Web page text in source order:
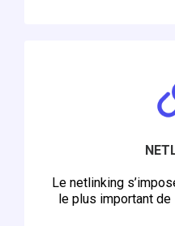
Le netlinking
le plus important de